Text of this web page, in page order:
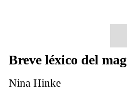
Breve léxico del
Nina Hinke